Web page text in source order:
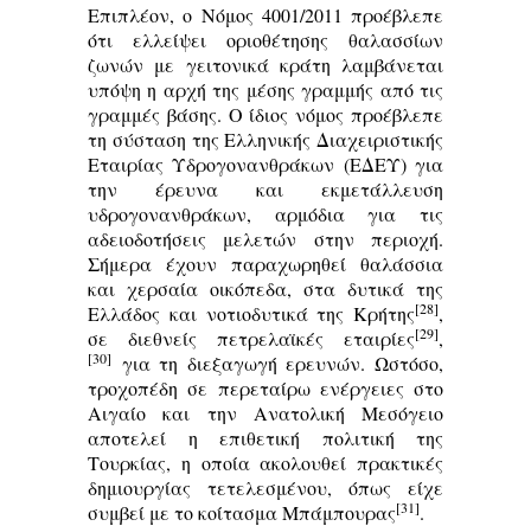
Επιπλέον, ο Νόμος 4001/2011 προέβλεπε
ότι ελλείψει οριοθέτησης θαλασσίων
ζωνών με γειτονικά κράτη λαμβάνεται
υπόψη η αρχή της μέσης γραμμής από τις
γραμμές βάσης. Ο ίδιος νόμος προέβλεπε
τη σύσταση της Ελληνικής Διαχειριστικής
Εταιρίας Υδρογονανθράκων (ΕΔΕΥ) για
την έρευνα και εκμετάλλευση
υδρογονανθράκων, αρμόδια για τις
αδειοδοτήσεις μελετών στην περιοχή.
Σήμερα έχουν παραχωρηθεί θαλάσσια
και χερσαία οικόπεδα, στα δυτικά της
Ελλάδος και νοτιοδυτικά της Κρήτης[28],
σε διεθνείς πετρελαϊκές εταιρίες[29],
[30]
για τη διεξαγωγή ερευνών. Ωστόσο,
τροχοπέδη σε περεταίρω ενέργειες στο
Αιγαίο και την Ανατολική Μεσόγειο
αποτελεί η επιθετική πολιτική της
Τουρκίας, η οποία ακολουθεί πρακτικές
δημιουργίας τετελεσμένου, όπως είχε
συμβεί με το κοίτασμα Μπάμπουρας[31].